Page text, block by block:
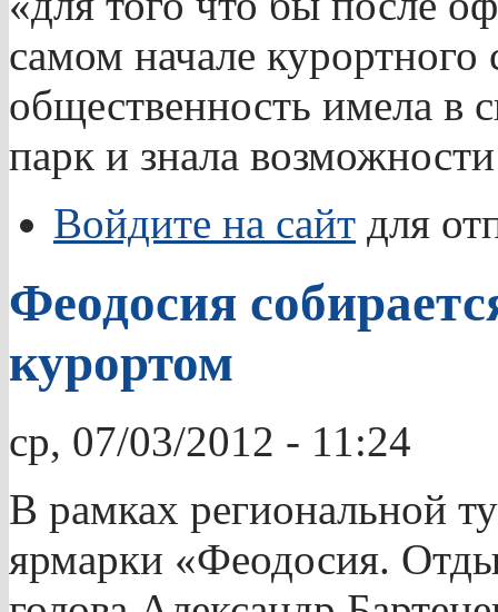
самом начале курортного
общественность имела в
парк и знала
Войдите на сайт для
Феодосия
курортом
ср, 07/03/2012 - 11:24
В рамках региональной
ярмарки «Феодосия.